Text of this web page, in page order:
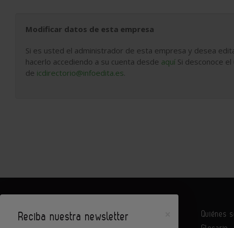
Modificar datos de esta empresa
Si es usted el administrador de esta empresa y desea
hacerlo accediendo a su cuenta desde aquí Si desconoce
de icdirectorio@infoedita.es.
Quiénes
Reciba nuestra newsletter